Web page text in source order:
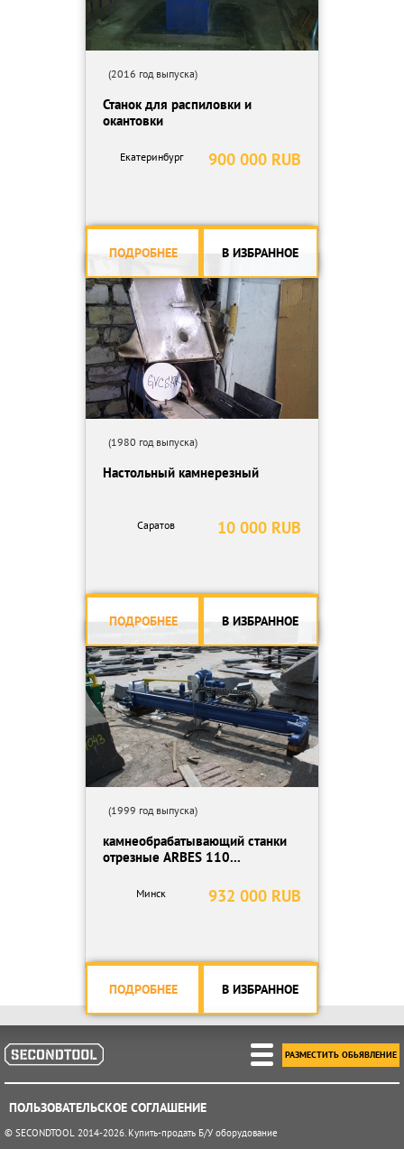
(2016 год выпуска)
Станок для распиловки и
окантовки
900 000 RUB
Екатеринбург
ПОДРОБНЕЕ В ИЗБРАННОЕ
(1980 год выпуска)
Настольный камнерезный
10 000 RUB
Саратов
ПОДРОБНЕЕ В ИЗБРАННОЕ
(1999 год выпуска)
камнеобрабатывающий станки
отрезные ARBES 110...
932 000 RUB
Минск
ПОДРОБНЕЕ В ИЗБРАННОЕ
ПОЛЬЗОВАТЕЛЬСКОЕ СОГЛАШЕНИЕ
РАЗМЕСТИТЬ ОБЬЯВЛЕНИЕ
© SECONDTOOL 2014-2026. Купить-продать Б/У оборудование